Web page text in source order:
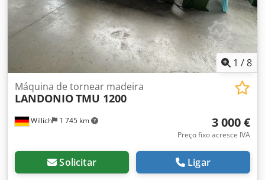
1 /8
Willich 1 745 km
Máquina de tornear madeira
LANDONIOTMU 1200
3 000 €
Preço fixo acresce IVA
Solicitar Ligar